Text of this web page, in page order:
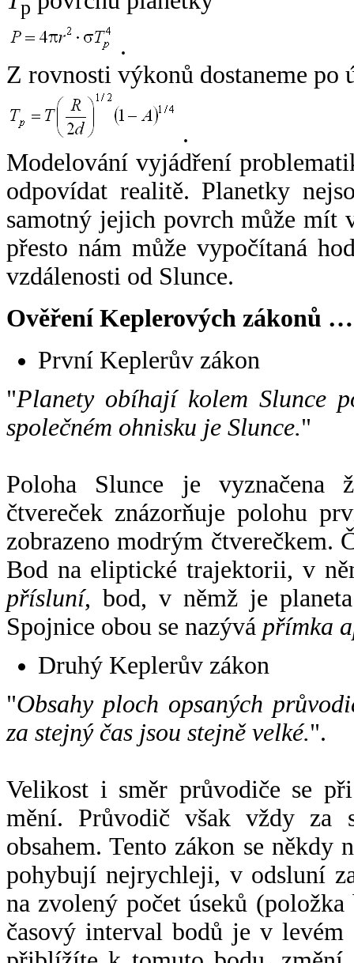
p
.
Z rovnosti výkonů dostaneme po
.
Modelování vyjádření
odpovídat realitě. Planetky
samotný jejich povrch může mít
přesto nám může vypočítaná
vzdálenosti od Slunce.
Ověření Keplerových zákonů …
První Keplerův zákon
"Planety obíhají kolem Slunce
společném ohnisku je Slunce."
Poloha Slunce je vyznačena
čtvereček znázorňuje polohu
zobrazeno modrým čtverečkem.
Bod na eliptické trajektorii, v
přísluní, bod, v němž je
Spojnice obou se nazývá přímka
Druhý Keplerův zákon
"Obsahy ploch opsaných
za stejný čas jsou stejně velké.".
Velikost i směr průvodiče se
mění. Průvodič však vždy za
obsahem. Tento zákon se někdy
pohybují nejrychleji, v odsluní
na zvolený počet úseků
časový interval bodů je v